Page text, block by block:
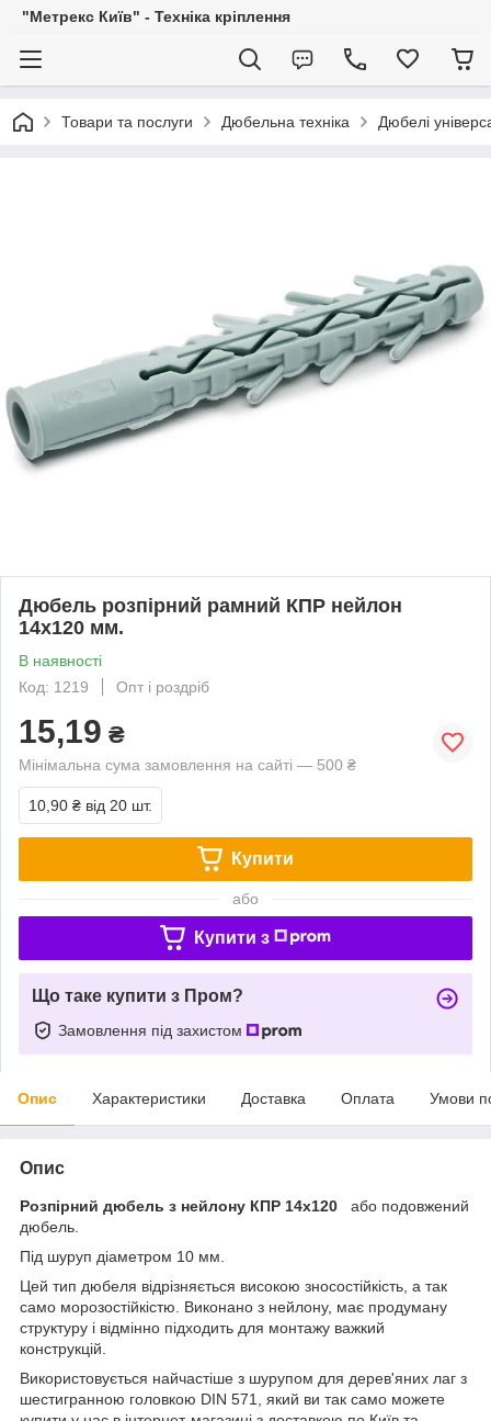
"Метрекс Київ" - Техніка кріплення
Товари та послуги Дюбельна техніка Дюбелі
Дюбель розпірний рамний КПР нейлон
14х120 мм.
В наявності
Код: 1219
Опт і роздріб
15,19 ₴
Мінімальна сума замовлення на сайті — 500 ₴
10,90 ₴ від 20 шт.
Купити
або
Купити з
Що таке купити з Пром?
Замовлення під захистом
Опис Характеристики Доставка Оплата Умови
Опис
Розпірний дюбель з нейлону КПР 14х120
або подовжений
дюбель.
Під шуруп діаметром 10 мм.
Цей тип дюбеля відрізняється високою зносостійкість, а так
само морозостійкістю. Виконано з нейлону, має продуману
структуру і відмінно підходить для монтажу важкий
конструкцій.
Використовується найчастіше з шурупом для дерев'яних лаг з
шестигранною головкою DIN 571, який ви так само можете